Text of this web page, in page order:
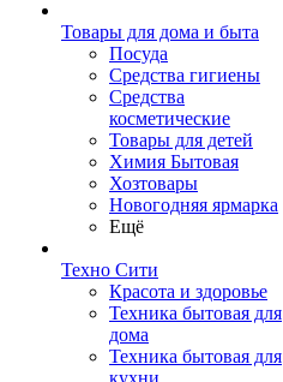
Товары для дома и быта
Посуда
Средства гигиены
Средства
косметические
Товары для детей
Химия Бытовая
Хозтовары
Новогодняя ярмарка
Ещё
Техно Сити
Красота и здоровье
Техника бытовая для
дома
Техника бытовая для
кухни